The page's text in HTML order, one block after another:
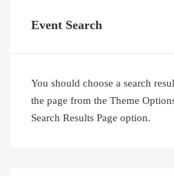
Event Search
You should choose a search
the page from the Theme
Search Results Page option.